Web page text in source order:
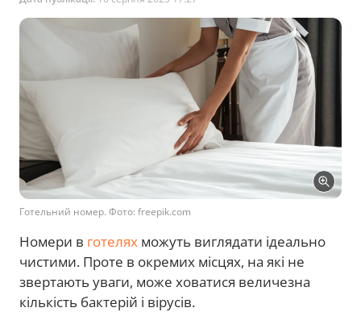
Готельний номер. Фото: freepik.com
Номери в готелях можуть виглядати ідеально
чистими. Проте в окремих місцях, на які не
звертають уваги, може ховатися величезна
кількість бактерій і вірусів.